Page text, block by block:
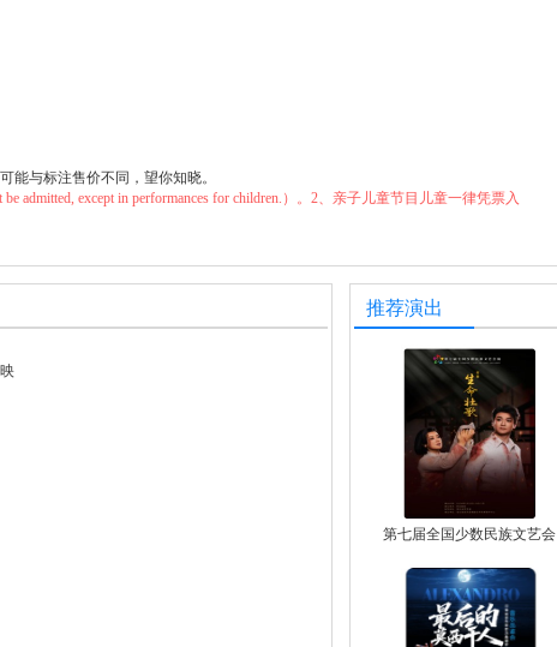
能与标注售价不同，望你知晓。
except in performances for children.）。2、亲子儿童节目儿童一律凭票入
推荐演出
第七届全国少数民族文艺会